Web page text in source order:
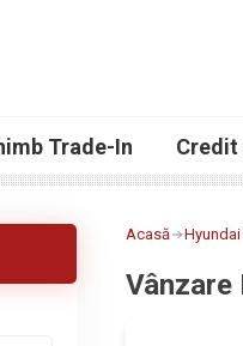
Trade-In Credit
Acasă Hyundai
Vânzare